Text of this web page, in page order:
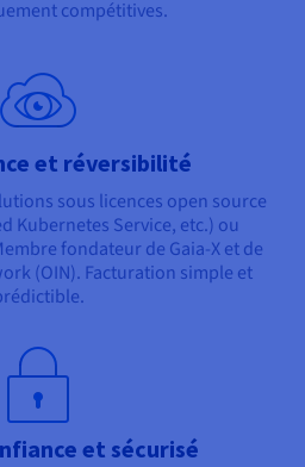
compétitives.
et réversibilité
sous licences open source
Kubernetes Service, etc.) ou
fondateur de Gaia-X et de
(OIN). Facturation simple et
et sécurisé